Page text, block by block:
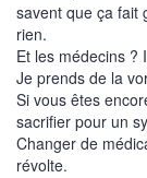
savent que ça fait
rien.
Et les médecins ?
Je prends de la
Si vous êtes
sacrifier pour un
Changer de
révolte.